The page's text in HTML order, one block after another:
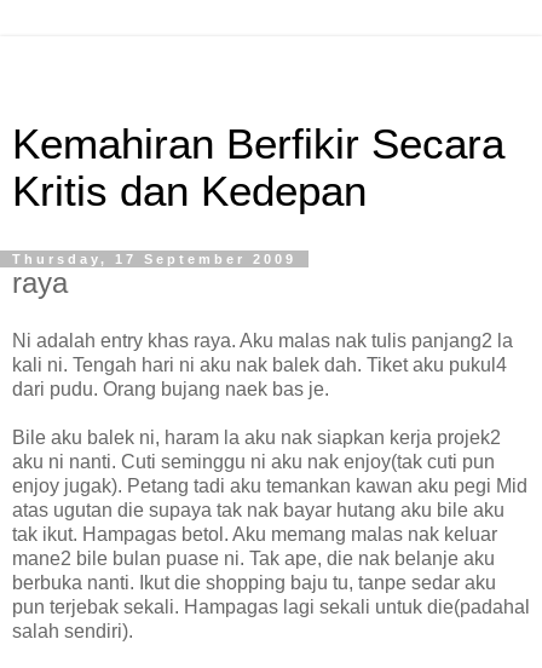
Kemahiran Berfikir Secara
Kritis dan Kedepan
Thursday, 17 September 2009
raya
Ni adalah entry khas raya. Aku malas nak tulis panjang2 la
kali ni. Tengah hari ni aku nak balek dah. Tiket aku pukul4
dari pudu. Orang bujang naek bas je.
Bile aku balek ni, haram la aku nak siapkan kerja projek2
aku ni nanti. Cuti seminggu ni aku nak enjoy(tak cuti pun
enjoy jugak). Petang tadi aku temankan kawan aku pegi Mid
atas ugutan die supaya tak nak bayar hutang aku bile aku
tak ikut. Hampagas betol. Aku memang malas nak keluar
mane2 bile bulan puase ni. Tak ape, die nak belanje aku
berbuka nanti. Ikut die shopping baju tu, tanpe sedar aku
pun terjebak sekali. Hampagas lagi sekali untuk die(padahal
salah sendiri).